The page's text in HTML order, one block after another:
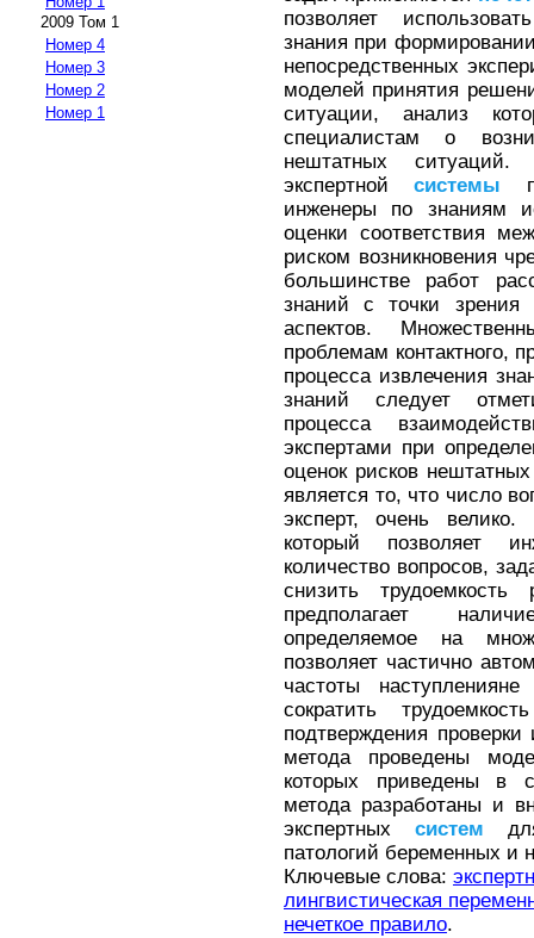
2009 Том 1
Номер 4
Номер 3
Номер 2
Номер 1
позволяет
знания при
непосредственных
моделей принятия
ситуации, анализ
специалистам о
нештатных
экспертнойсистемы
инженеры по знаниям
оценки соответствия
риском возникновения
большинстве работ
знаний с точки зрения
аспектов.
проблемам контактного,
процесса извлечения
знаний следует
процесса
экспертами при
оценок рисков
является то, что число
эксперт, очень
который позволяет
количество вопросов,
снизить
предполагает
определяемое на
позволяет частично
частоты
сократить
подтверждения проверки
метода проведены
которых приведены в
метода разработаны и
экспертных систем
патологий беременных и
Ключевые слова:
лингвистическая
нечеткое правило.